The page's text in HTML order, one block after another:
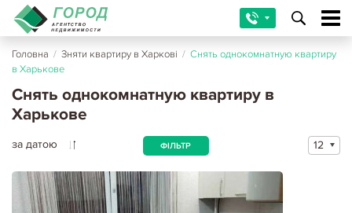
Головна / Зняти квартиру в Харкові / Снять однокомнатную квартиру
в Харькове
Снять однокомнатную квартиру в
Харькове
за датою ФІЛЬТР 12